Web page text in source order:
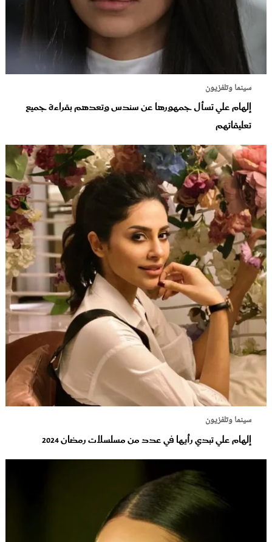
سينما وتلفزيون
إلهام علي تسأل جمهورها عن سندس وتعدهم بقراءة جميع
تعليقاتهم
سينما وتلفزيون
إلهام علي تبدي رأيها في عدد من مسلسلات رمضان 2024